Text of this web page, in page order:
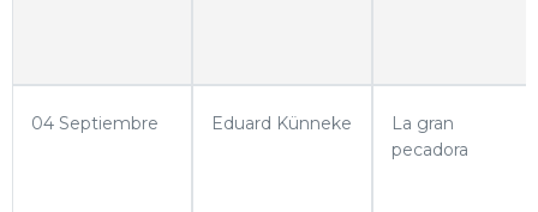
04 Septiembre Eduard Künneke
La gran
pecadora